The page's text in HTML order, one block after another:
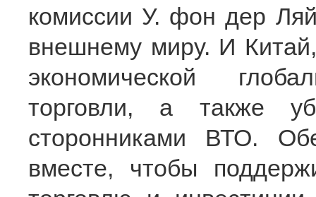
комиссии У. фон дер
внешнему миру. И
экономической
торговли, а также
сторонниками ВТО.
вместе, чтобы